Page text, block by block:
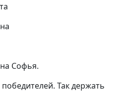
Софья.
Так держать